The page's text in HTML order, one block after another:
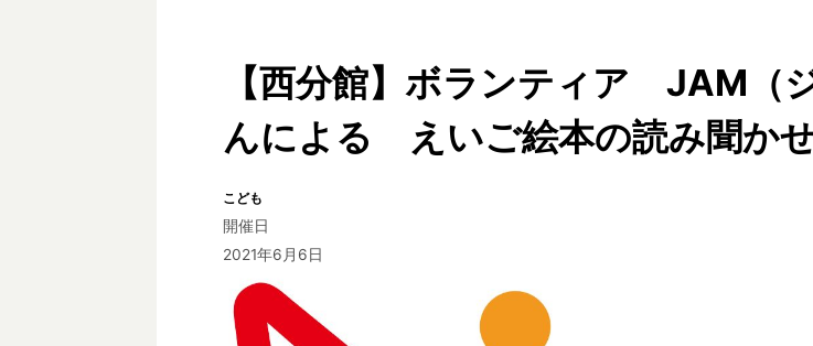
【西分館】ボランティア JAM（
んによる えいご絵本の読み聞か
こども
開催日
2021年6月6日